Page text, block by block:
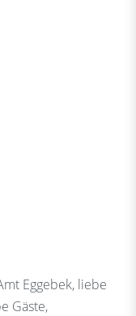
Eggebek, liebe
Gäste,